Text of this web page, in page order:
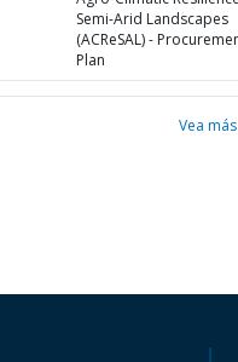
Semi-Arid Landscapes
(ACReSAL) -
Plan
Vea más